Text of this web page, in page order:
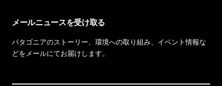
メールニュースを受け取る
パタゴニアのストーリー、環境への取り組み、イベント情報な
どをメールにてお届けします。